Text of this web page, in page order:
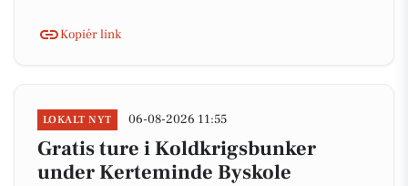
Kopiér link
LOKALT NYT 06-08-2026 11:55
Gratis ture i Koldkrigsbunker
under Kerteminde Byskole